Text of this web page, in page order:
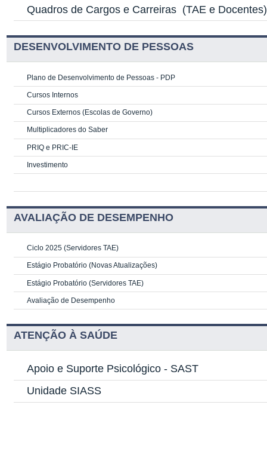
Quadros de Cargos e Carreiras (TAE e Docentes)
DESENVOLVIMENTO DE PESSOAS
Plano de Desenvolvimento de Pessoas - PDP
Cursos Internos
Cursos Externos (Escolas de Governo)
Multiplicadores do Saber
PRIQ e PRIC-IE
Investimento
AVALIAÇÃO DE DESEMPENHO
Ciclo 2025 (Servidores TAE)
Estágio Probatório (Novas Atualizações)
Estágio Probatório (Servidores TAE)
Avaliação de Desempenho
ATENÇÃO À SAÚDE
Apoio e Suporte Psicológico - SAST
Unidade SIASS